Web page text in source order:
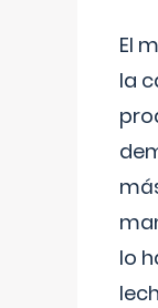
El
la
lo